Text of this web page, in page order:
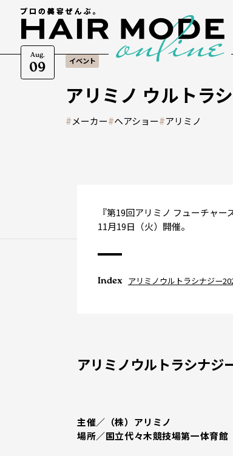
Aug.
09 イベント
アリミノ ウルトラ
#メーカー#ヘアショー#アリミノ
『第19回アリミノ フューチャ
11月19日（火）開催。
Index アリミノウルトラシナジー
アリミノウルトラシナジ
主催／（株）アリミノ
場所／国立代々木競技場第一体育館